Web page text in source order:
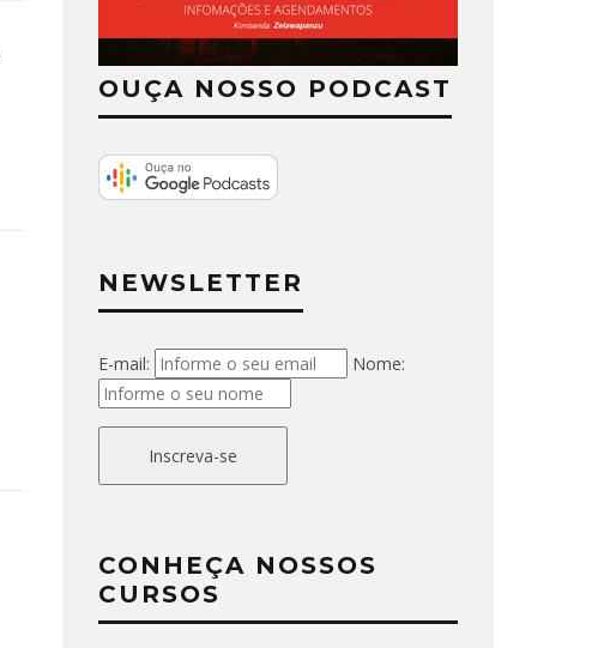
OUÇA NOSSO PODCAST
NEWSLETTER
E-mail: Nome:
Inscreva-se
CONHEÇA NOSSOS
CURSOS